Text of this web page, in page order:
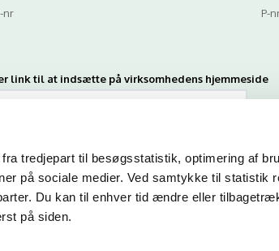
tredjepart til besøgsstatistik, optimering af
på sociale medier. Ved samtykke til statistik
Du kan til enhver tid ændre eller
på siden.
nr P-
link til at indsætte på virksomhedens hjemmeside
mail og abonnere på denne virksomheds